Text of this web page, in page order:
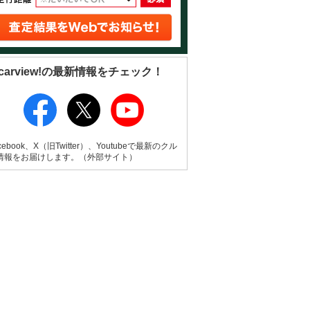
の最新情報をチェック！
、X（旧Twitter）、Youtubeで最新のクル
報をお届けします。（外部サイト）